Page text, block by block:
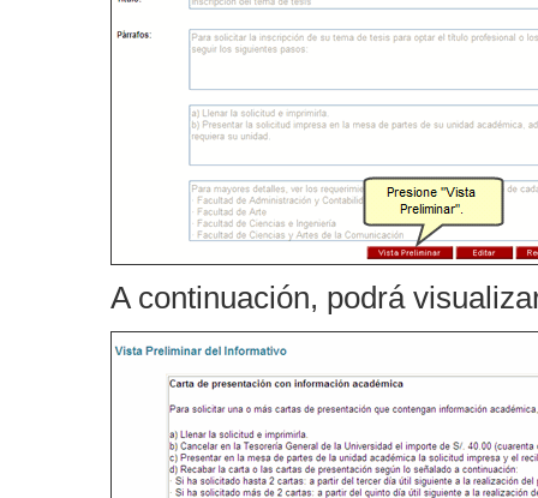
A continuación, podrá